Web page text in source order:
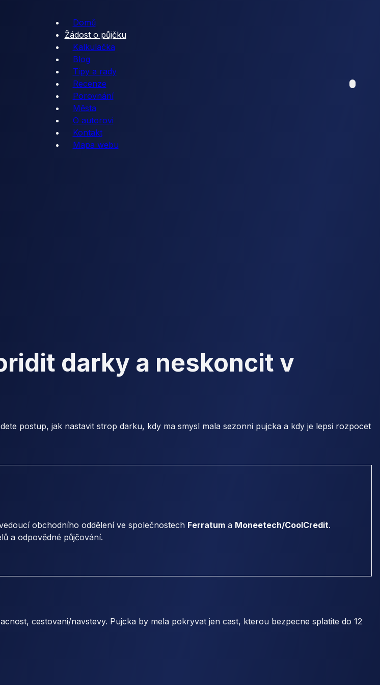
Domů
Žádost o půjčku
Kalkulačka
Blog
Tipy a rady
Recenze
Porovnání
Města
O autorovi
Kontakt
Mapa webu
darky a neskoncit v
postup, jak nastavit strop darku, kdy ma smysl mala sezonni pujcka a kdy je lepsi rozpocet
obchodního oddělení ve společnostech Ferratum a Moneetech/CoolCredit.
a odpovědné půjčování.
cestovani/navstevy. Pujcka by mela pokryvat jen cast, kterou bezpecne splatite do 12